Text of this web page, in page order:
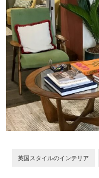
英国スタイルのインテリア